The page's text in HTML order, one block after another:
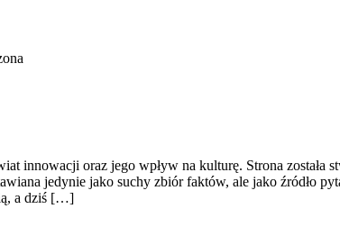
innowacji oraz jego wpływ na kulturę. Strona
jedynie jako suchy zbiór faktów, ale jako źródło
a dziś […]